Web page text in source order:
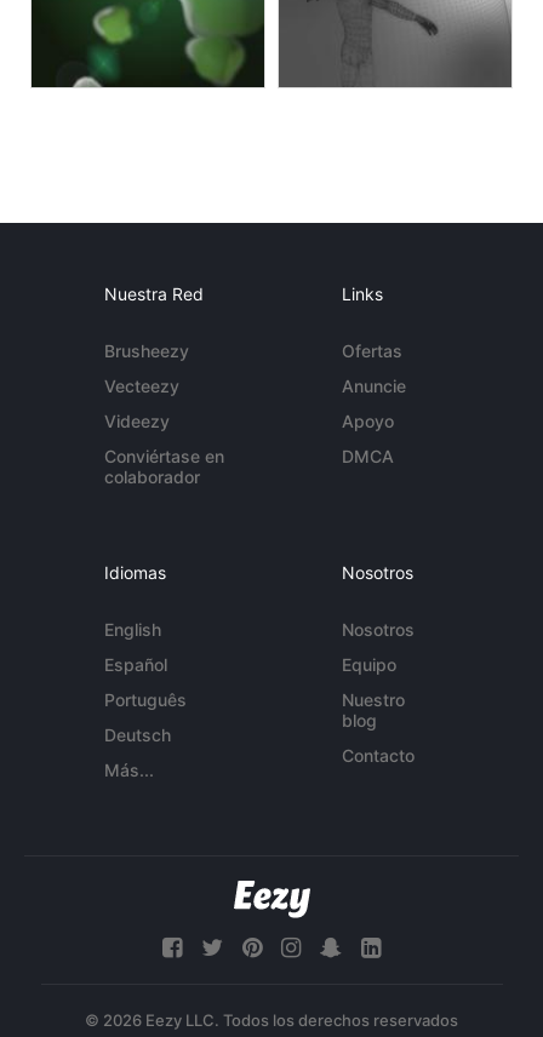
Nuestra Red
Brusheezy
Vecteezy
Videezy
Conviértase en
colaborador
Links
Ofertas
Anuncie
Apoyo
DMCA
Idiomas
English
Español
Português
Deutsch
Más...
Nosotros
Nosotros
Equipo
Nuestro
blog
Contacto
© 2026 Eezy LLC. Todos los derechos reservados